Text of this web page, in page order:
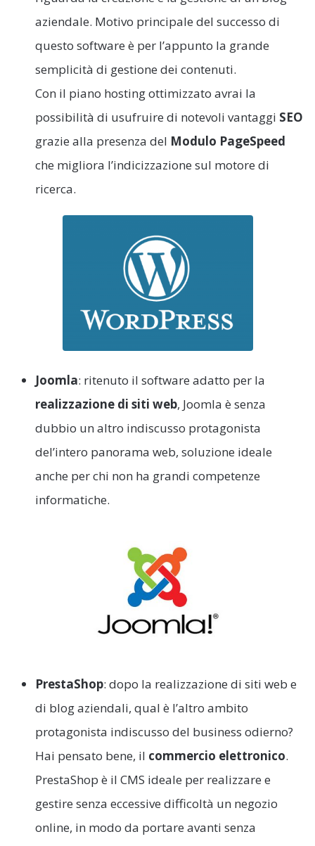
aziendale. Motivo principale del successo di
questo software è per l’appunto la grande
semplicità di gestione dei contenuti.
Con il piano hosting ottimizzato avrai la
possibilità di usufruire di notevoli vantaggi SEO
grazie alla presenza del Modulo PageSpeed
che migliora l’indicizzazione sul motore di
ricerca.
Joomla: ritenuto il software adatto per la
realizzazione di siti web, Joomla è senza
dubbio un altro indiscusso protagonista
del’intero panorama web, soluzione ideale
anche per chi non ha grandi competenze
informatiche.
PrestaShop: dopo la realizzazione di siti web e
di blog aziendali, qual è l’altro ambito
protagonista indiscusso del business odierno?
Hai pensato bene, il commercio elettronico.
PrestaShop è il CMS ideale per realizzare e
gestire senza eccessive difficoltà un negozio
online, in modo da portare avanti senza